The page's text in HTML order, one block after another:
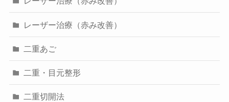
レーザー治療（赤み改善）
二重あご
二重・目元整形
二重切開法